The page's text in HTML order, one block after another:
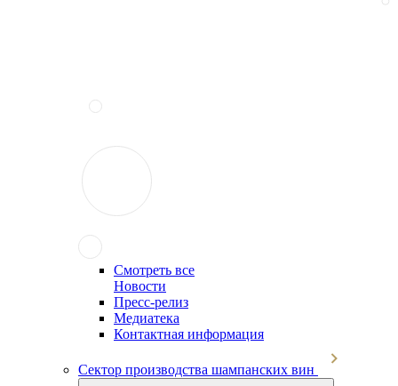
Смотреть все
Новости
Пресс-релиз
Медиатека
Контактная информация
Сектор производства шампанских вин